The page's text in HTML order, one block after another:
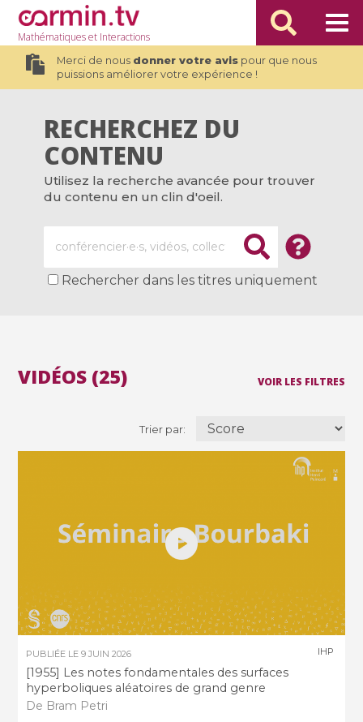
Mathématiqueset Interactions
Merci de nous donner votre avispour que nous
puissions améliorer votre expérience !
RECHERCHEZ DU
CONTENU
Utilisez la recherche avancée pour trouver
du contenu en un clin d'oeil.
Rechercher dans les titres uniquement
VOIR LES FILTRES
Trier par:
VIDÉOS (25)
PUBLIÉE LE9 JUIN 2026
[1955] Les notes fondamentales des surfaces
hyperboliques aléatoires de grand genre
De Bram Petri
IHP